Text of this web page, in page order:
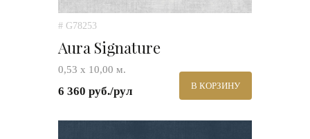
# G78253
Aura Signature
0,53 х 10,00 м.
6 360 руб./рул В КОРЗИНУ